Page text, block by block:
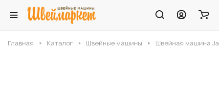
Главная Каталог Швейные машины Швейная машина